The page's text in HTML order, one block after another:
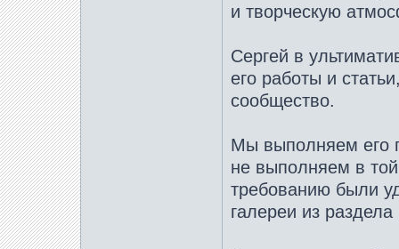
и творческую
Cергей в
его работы и
сообщество.
Мы выполняем его
не выполняем в
требованию были
галереи из